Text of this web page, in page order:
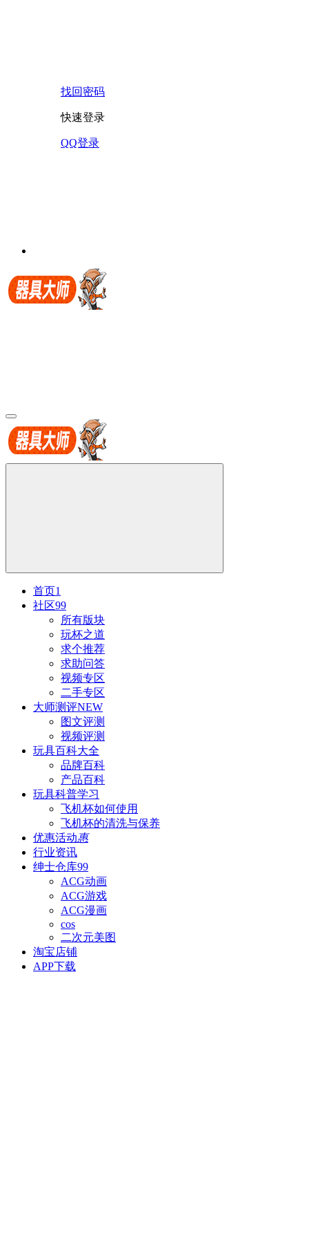
找回密码
快速登录
QQ登录
首页1
社区99
所有版块
玩杯之道
求个推荐
求助问答
视频专区
二手专区
大师测评NEW
图文评测
视频评测
玩具百科大全
品牌百科
产品百科
玩具科普学习
飞机杯如何使用
飞机杯的清洗与保养
优惠活动惠
行业资讯
绅士仓库99
ACG动画
ACG游戏
ACG漫画
cos
二次元美图
淘宝店铺
APP下载